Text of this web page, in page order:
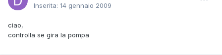
Inserita: 14 gennaio 2009
ciao,
controlla se gira la pompa